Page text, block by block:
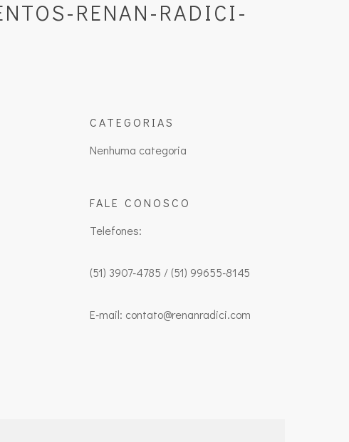
RENAN-RADICI-
CATEGORIAS
Nenhuma categoria
FALE CONOSCO
Telefones:
(51) 3907-4785 / (51) 99655-8145
E-mail: contato@renanradici.com